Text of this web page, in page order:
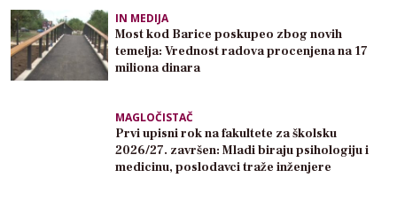
IN MEDIJA
Most kod Barice poskupeo zbog novih
temelja: Vrednost radova procenjena na 17
miliona dinara
MAGLOČISTAČ
Prvi upisni rok na fakultete za školsku
2026/27. završen: Mladi biraju psihologiju i
medicinu, poslodavci traže inženjere